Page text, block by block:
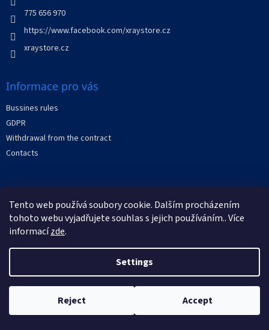
Tento web používá soubory cookie. Dalším procházením
tohoto webu vyjadřujete souhlas s jejich používáním.. Více
informacízde.
Settings
Reject Accept
775 656 970
https://www.facebook.com/xraystore.cz
xraystore.cz
Informace pro vás
Bussines rules
GDPR
Withdrawal from the contract
Contacts
Facebook
Created by Shoptet
Copyright 2026 . All rights reserved.